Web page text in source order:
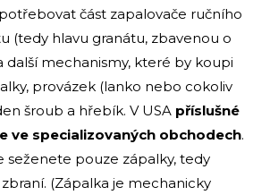
část zapalovače ručního
(tedy hlavu granátu, zbavenou o
další mechanismy, které by koupi
provázek (lanko nebo cokoliv
šroub a hřebík. V USA příslušné
ve specializovaných obchodech.
seženete pouze zápalky, tedy
(Zápalka je mechanicky